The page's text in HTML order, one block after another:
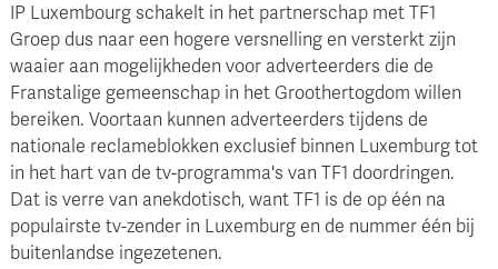
IP Luxembourg schakelt in het partnerschap met TF1
Groep dus naar een hogere versnelling en versterkt zijn
waaier aan mogelijkheden voor adverteerders die de
Franstalige gemeenschap in het Groothertogdom willen
bereiken. Voortaan kunnen adverteerders tijdens de
nationale reclameblokken exclusief binnen Luxemburg tot
in het hart van de tv-programma's van TF1 doordringen.
Dat is verre van anekdotisch, want TF1 is de op één na
populairste tv-zender in Luxemburg en de nummer één bij
buitenlandse ingezetenen.